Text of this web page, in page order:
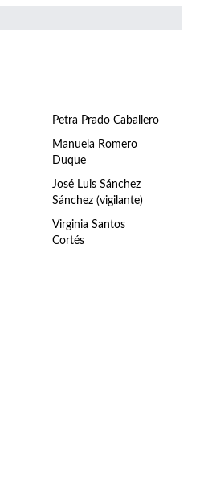
Petra Prado Caballero
Manuela Romero
Duque
José Luis Sánchez
Sánchez (vigilante)
Virginia Santos
Cortés